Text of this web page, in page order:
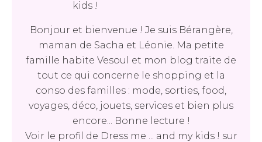
Bonjour et bienvenue ! Je suis Bérangère,
maman de Sacha et Léonie. Ma petite
famille habite Vesoul et mon blog traite de
tout ce qui concerne le shopping et la
conso des familles : mode, sorties, food,
voyages, déco, jouets, services et bien plus
encore... Bonne lecture !
Voir le profil de Dress me ... and my kids ! sur